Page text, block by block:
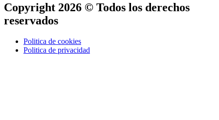
Copyright 2026 © Todos los derechos
reservados
Politica de cookies
Politica de privacidad